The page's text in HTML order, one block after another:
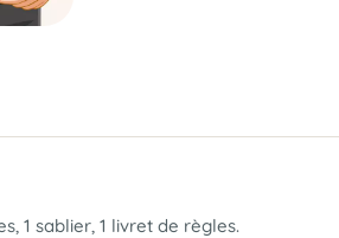
1 sablier, 1 livret de règles.